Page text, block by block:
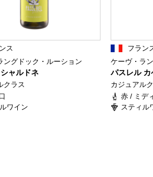
ス
ングドック・ルーション
ャルドネ
クラス
ワイン
フラン
ケーヴ・ラ
パスレル
カジュアル
赤 / ミデ
スティル